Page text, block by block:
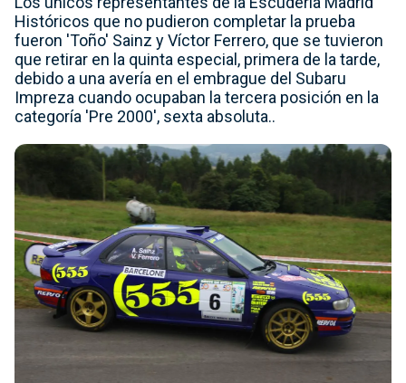
Históricos que no pudieron completar la prueba
fueron 'Toño' Sainz y Víctor Ferrero, que se tuvieron
que retirar en la quinta especial, primera de la tarde,
debido a una avería en el embrague del Subaru
Impreza cuando ocupaban la tercera posición en la
categoría 'Pre 2000', sexta absoluta..